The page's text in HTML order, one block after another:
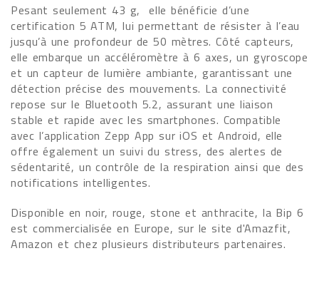
Pesant seulement 43 g, elle bénéficie d’une
certification 5 ATM, lui permettant de résister à l’eau
jusqu’à une profondeur de 50 mètres. Côté capteurs,
elle embarque un accéléromètre à 6 axes, un gyroscope
et un capteur de lumière ambiante, garantissant une
détection précise des mouvements. La connectivité
repose sur le Bluetooth 5.2, assurant une liaison
stable et rapide avec les smartphones. Compatible
avec l’application Zepp App sur iOS et Android, elle
offre également un suivi du stress, des alertes de
sédentarité, un contrôle de la respiration ainsi que des
notifications intelligentes.
Disponible en noir, rouge, stone et anthracite, la Bip 6
est commercialisée en Europe, sur le site d'Amazfit,
Amazon et chez plusieurs distributeurs partenaires.